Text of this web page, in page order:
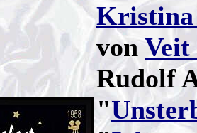
Kristina
von
Rudolf
"